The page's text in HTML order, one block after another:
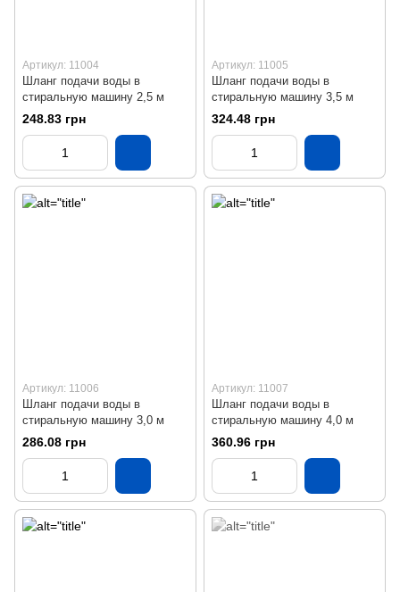
Артикул: 11004
Шланг подачи воды в
стиральную машину 2,5 м
248.83 грн
Артикул: 11005
Шланг подачи воды в
стиральную машину 3,5 м
324.48 грн
Артикул: 11006
Шланг подачи воды в
стиральную машину 3,0 м
286.08 грн
Артикул: 11007
Шланг подачи воды в
стиральную машину 4,0 м
360.96 грн